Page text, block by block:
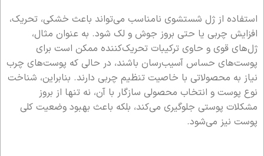
استفاده از ژل شستشوی نامناسب می‌تواند باعث خشکی، تحریک،
افزایش چربی یا حتی بروز جوش و لک شود. به عنوان مثال،
ژل‌های قوی و حاوی ترکیبات تحریک‌کننده ممکن است برای
پوست‌های حساس آسیب‌رسان باشند، در حالی که پوست‌های چرب
نیاز به محصولاتی با خاصیت تنظیم چربی دارند. بنابراین، شناخت
نوع پوست و انتخاب محصولی سازگار با آن، نه تنها از بروز
مشکلات پوستی جلوگیری می‌کند، بلکه باعث بهبود وضعیت کلی
پوست نیز می‌شود.